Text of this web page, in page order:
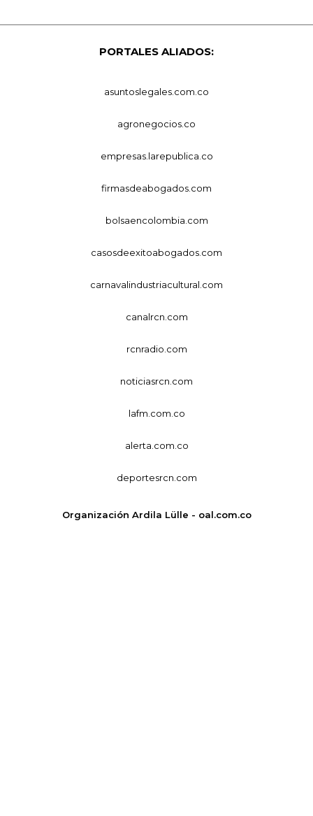
PORTALES ALIADOS:
asuntoslegales.com.co
agronegocios.co
empresas.larepublica.co
firmasdeabogados.com
bolsaencolombia.com
casosdeexitoabogados.com
carnavalindustriacultural.com
canalrcn.com
rcnradio.com
noticiasrcn.com
lafm.com.co
alerta.com.co
deportesrcn.com
Organización Ardila Lülle - oal.com.co